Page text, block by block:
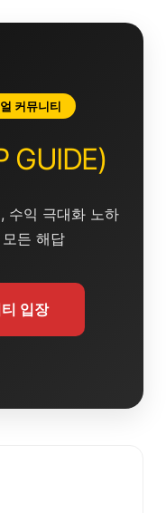
커뮤니티
GUIDE)
수익 극대화 노하
든 해답
입장